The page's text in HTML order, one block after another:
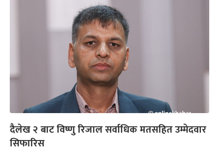
दैलेख २ बाट विष्णु रिजाल सर्वाधिक मतसहित उम्मेदवार
सिफारिस